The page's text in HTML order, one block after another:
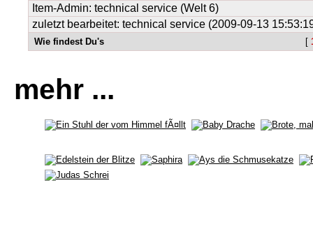
Item-Admin: technical service (Welt 6)
zuletzt bearbeitet: technical service (2009-09-13
Wie findest Du's [
mehr ...